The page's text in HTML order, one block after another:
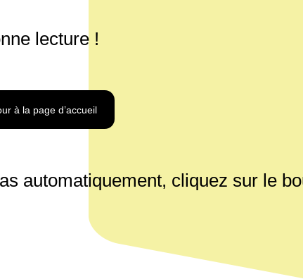
lecture !
à la page d’accueil
automatiquement, cliquez sur le